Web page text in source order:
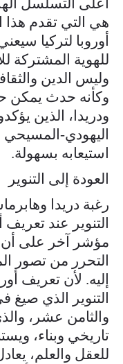
هي التي تقدم هذا
أوروبا لتركيا
للهوية المشتركة
وليس الدين
وكأنه حدث يمكن
ودريدا، الذين
اليهودي-المسيحي
استيعابه بسهولة.
العودة إلى التنوير
رغبة دريدا
التنوير عند
مؤشر آخر على أن
التحرر من تصور
إليه. لأن تعريف
التنوير الذي صيغ
والثامن عشر،
تاريخي وبناء،
للعقل والعلم،